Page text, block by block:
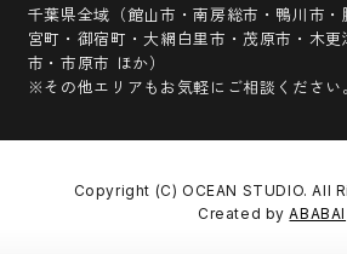
千葉県全域（館山市・南房総市・鴨川市
宮町・御宿町・大網白里市・茂原市・木
市・市原市 ほか）
※その他エリアもお気軽にご相談ください。
Copyright (C) OCEAN STUDIO. All
Created by ABABAI